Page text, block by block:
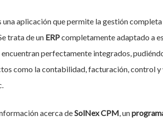
una aplicación que permite la gestión
trata de un ERPcompletamente adaptado a
encuentran perfectamente integrados,
como la contabilidad, facturación, control
acerca deSolNex CPM, un